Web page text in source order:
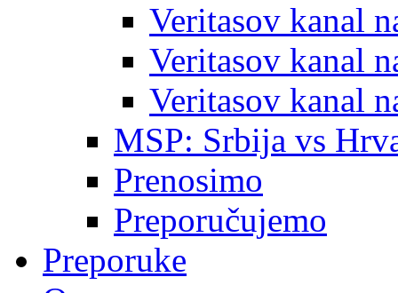
Veritasov kanal
Veritasov kanal
Veritasov kanal
MSP: Srbija vs
Prenosimo
Preporučujemo
Preporuke